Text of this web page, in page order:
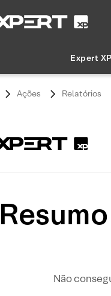
Expert
Ações Relatórios
Não